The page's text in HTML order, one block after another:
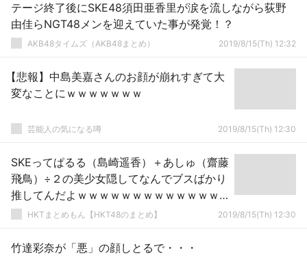
テージ終了後にSKE48須田亜香里が涙を流しながら荻野
由佳らNGT48メンを迎えていた事が発覚！？
AKB48タイムズ（AKB48まとめ） 2019/8/15(Th) 12:32
【悲報】中島美嘉さんのお顔が崩れすぎて大
変なことにｗｗｗｗｗｗｗ
芸能人の気になる噂 2019/8/15(Th) 12:30
SKEってぱるる（島崎遥香）＋あしゅ（齋藤
飛鳥）÷２の美少女隠してなんでブスばかり
推してんだよｗｗｗｗｗｗｗｗｗｗｗｗｗ
ｗｗｗｗｗ
HKTまとめもん【HKT48のまとめ】 2019/8/15(Th) 12:30
竹達彩奈が「悪」の顔しとるで・・・